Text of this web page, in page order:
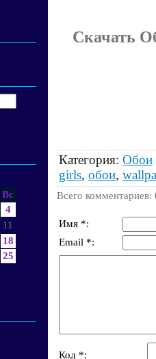
Вс
4
11
18
25
Скачать
Категория: Обои
girls, обои,
Всего комментариев:
Имя *:
Email *:
Код *: